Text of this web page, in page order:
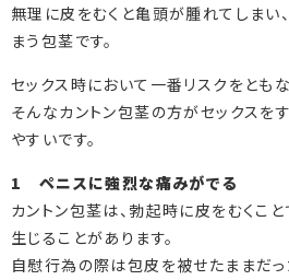
無理に皮をむくと亀頭が腫れてしまい
まう包茎です。
セックス時において一番リスクをともな
そんなカントン包茎の方がセックスを
やすいです。
1 ペニスに強烈な痛みがでる
カントン包茎は、勃起時に皮をむくこ
生じることがあります。
自慰行為の際は包皮を被せたままだっ